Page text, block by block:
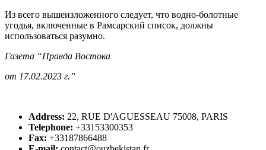
Из всего вышеизложенного следует, что водно-болотные
угодья, включенные в Рамсарский список, должны
использоваться разумно.
Газета “Правда Востока
от 17.02.2023 г.”
Address: 22, RUE D'AGUESSEAU 75008, PARIS
Telephone: +33153300353
Fax: +33187866488